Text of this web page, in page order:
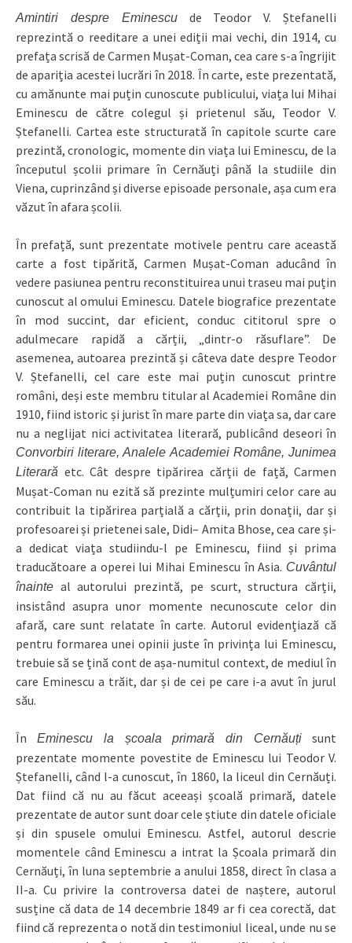
Amintiri despre Eminescude Teodor V. Ștefanelli
reprezintă o reeditare a unei ediții mai vechi, din 1914, cu
prefața scrisă de Carmen Mușat-Coman, cea care s-a îngrijit
de apariția acestei lucrări în 2018. În carte, este prezentată,
cu amănunte mai puțin cunoscute publicului, viața lui Mihai
Eminescu de către colegul și prietenul său, Teodor V.
Ștefanelli. Cartea este structurată în capitole scurte care
prezintă, cronologic, momente din viața lui Eminescu, de la
începutul școlii primare în Cernăuți până la studiile din
Viena, cuprinzând și diverse episoade personale, așa cum era
văzut în afara școlii.
În prefață, sunt prezentate motivele pentru care această
carte a fost tipărită, Carmen Mușat-Coman aducând în
vedere pasiunea pentru reconstituirea unui traseu mai puțin
cunoscut al omului Eminescu. Datele biografice prezentate
în mod succint, dar eficient, conduc cititorul spre o
adulmecare rapidă a cărții, „dintr-o răsuflare”. De
asemenea, autoarea prezintă și câteva date despre Teodor
V. Ștefanelli, cel care este mai puțin cunoscut printre
români, deși este membru titular al Academiei Române din
1910, fiind istoric și jurist în mare parte din viața sa, dar care
nu a neglijat nici activitatea literară, publicând deseori în
Convorbiri literare, Analele Academiei Române, Junimea
Literară etc. Cât despre tipărirea cărții de față, Carmen
Mușat-Coman nu ezită să prezinte mulțumiri celor care au
contribuit la tipărirea parțială a cărții, prin donații, dar și
profesoarei și prietenei sale, Didi– Amita Bhose, cea care și-
a dedicat viața studiindu-l pe Eminescu, fiind și prima
traducătoare a operei lui Mihai Eminescu în Asia. Cuvântul
înainte al autorului prezintă, pe scurt, structura cărții,
insistând asupra unor momente necunoscute celor din
afară, care sunt relatate în carte. Autorul evidențiază că
pentru formarea unei opinii juste în privința lui Eminescu,
trebuie să se țină cont de așa-numitul context, de mediul în
care Eminescu a trăit, dar și de cei pe care i-a avut în jurul
său.
În Eminescu la școala primară din Cernăuți sunt
prezentate momente povestite de Eminescu lui Teodor V.
Ștefanelli, când l-a cunoscut, în 1860, la liceul din Cernăuți.
Dat fiind că nu au făcut aceeași școală primară, datele
prezentate de autor sunt doar cele știute din datele oficiale
și din spusele omului Eminescu. Astfel, autorul descrie
momentele când Eminescu a intrat la Școala primară din
Cernăuți, în luna septembrie a anului 1858, direct în clasa a
II-a. Cu privire la controversa datei de naștere, autorul
susține că data de 14 decembrie 1849 ar fi cea corectă, dat
fiind că reprezenta o notă din testimoniul liceal, unde nu se